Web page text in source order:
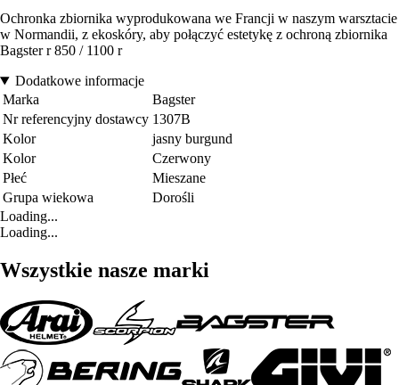
Ochronka zbiornika wyprodukowana we Francji w naszym warsztacie
w Normandii, z ekoskóry, aby połączyć estetykę z ochroną zbiornika
Bagster r 850 / 1100 r
Dodatkowe informacje
Marka
Bagster
Nr referencyjny dostawcy 1307B
Kolor
jasny burgund
Kolor
Czerwony
Płeć
Mieszane
Grupa wiekowa
Dorośli
Loading...
Loading...
Wszystkie nasze marki